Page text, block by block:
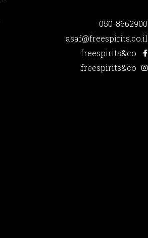
050-8662900
asaf@freespirits.co.il
freespirits&co
freespirits&co